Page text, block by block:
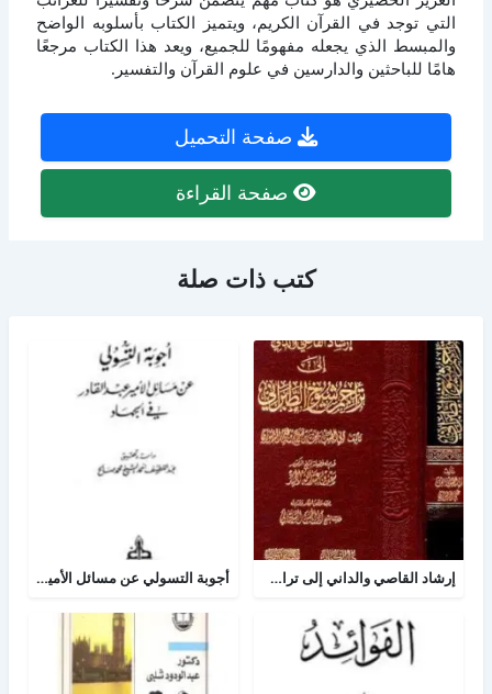
التي توجد في القرآن الكريم، ويتميز الكتاب بأسلوبه الواضح
والمبسط الذي يجعله مفهومًا للجميع، ويعد هذا الكتاب مرجعًا
هامًا للباحثين والدارسين في علوم القرآن والتفسير.
صفحة التحميل
صفحة القراءة
كتب ذات صلة
إرشاد القاصي والداني إلى تراجم شيوخ الطبراني أجوبة التسولي عن مسائل الأمير عبد القادر في الجهاد